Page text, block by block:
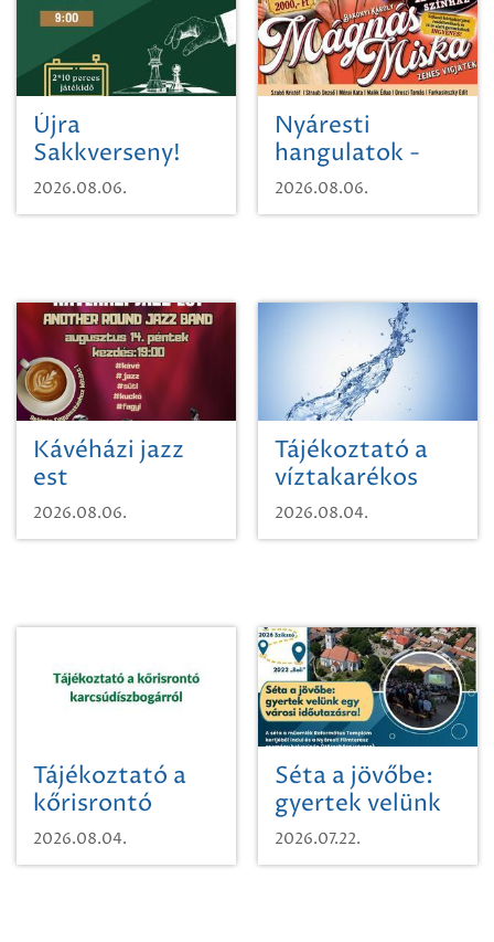
Újra
Sakkverseny!
2026.08.06.
Nyáresti
hangulatok -
Mágnás Miska
2026.08.06.
Kávéházi jazz
est
2026.08.06.
Tájékoztató a
víztakarékos
vízhasználatról
2026.08.04.
Tájékoztató a
kőrisrontó
karcsúdíszbogárról
2026.08.04.
Séta a jövőbe:
gyertek velünk
egy városi
időutazásra!
2026.07.22.